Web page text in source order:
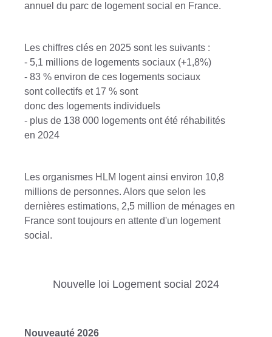
annuel du parc de logement social en France.
Les chiffres clés en 2025 sont les suivants :
- 5,1 millions de logements sociaux (+1,8%)
- 83 % environ de ces logements sociaux
sont collectifs et 17 % sont
donc des logements individuels
- plus de 138 000 logements ont été réhabilités
en 2024
Les organismes HLM logent ainsi environ 10,8
millions de personnes. Alors que selon les
dernières estimations, 2,5 million de ménages en
France sont toujours en attente d'un logement
social.
Nouvelle loi Logement social 2024
Nouveauté 2026